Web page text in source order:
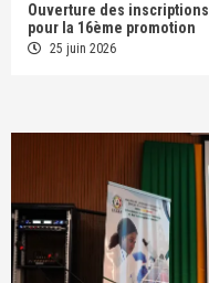
Ouverture des inscriptions
pour la 16ème promotion
25 juin 2026